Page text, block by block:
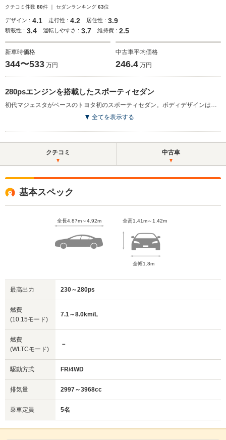
クチコミ件数 80件 ｜ セダンランキング 63位
デザイン : 4.1 走行性 : 4.2 居住性 : 3.9
積載性 : 3.4 運転しやすさ : 3.7 維持費 : 2.5
新車時価格
344〜533 万円
中古車平均価格
246.4 万円
280psエンジンを搭載したスポーティセダン
初代マジェスタがベースのトヨタ初のスポーティセダン。ボディデザインはイタルデザイン社のプロトモデルがベースになっている。スポーティな走りを実現するために足回りは4輪ダブルウィッシュボーンを採用。エンジンは280ps発生する3Lの直6ターボと230psの3LNAの2種類。強大なトルク＆パワーを余すところなく路面に伝えるために、ショックアブソーバーの減衰力を電子制御するピエゾTEMSを装備するほか、4輪ABSやTRCなど、当時の最新技術を惜しみなく使っている。内装には空気清浄機や高級オーディオなどを奢り、贅沢な室空間となる。(1991.10)
全てを表示する
クチコミ 中古車
基本スペック
全長4.87m～4.92m 全高1.41m～1.42m
全幅1.8m
最高出力 230～280ps
燃費
(10.15モード)
7.1～8.0km/L
燃費
(WLTCモード)
－
駆動方式 FR/4WD
排気量 2997～3968cc
乗車定員 5名